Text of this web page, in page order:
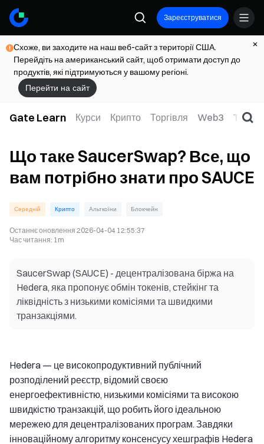
Зареєструватися
Схоже, ви заходите на наш веб-сайт з території США.
Перейдіть на американський сайт, щоб отримати доступ до
продуктів, які підтримуються у вашому регіоні.
Перейти на сайт
Gate Learn Курси Крипто Торгівля Web3 TradFi
Що таке SaucerSwap? Все, що
вам потрібно знати про SAUCE
Середній Крипто Альткоїни Блокчейн
Останнє оновлення 2026-04-04 12:55:37
Час читання: 1m
SaucerSwap (SAUCE) - децентралізована біржа на
Hedera, яка пропонує обмін токенів, стейкінг та
ліквідність з низькими комісіями та швидкими
транзакціями.
Hedera — це високопродуктивний публічний
розподілений реєстр, відомий своєю
енергоефективністю, низькими комісіями та високою
швидкістю транзакцій, що робить його ідеальною
мережею для децентралізованих програм. Завдяки
інноваційному алгоритму консенсусу хешграфів Hedera